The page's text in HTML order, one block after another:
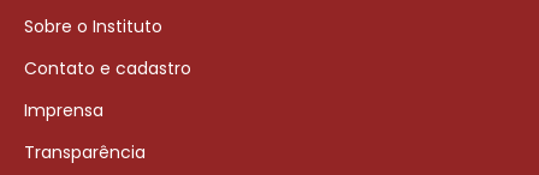
Sobre o Instituto
Contato e cadastro
Imprensa
Transparência